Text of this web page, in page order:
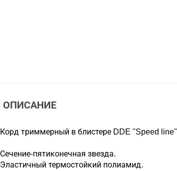
ОПИСАНИЕ
Корд триммерный в блистере DDE "Speed line"
Сечение-пятиконечная звезда.
Эластичный термостойкий полиамид.